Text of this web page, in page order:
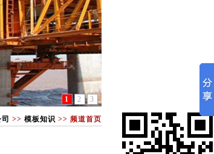
1 2 3
>> 模板知识 >> 频道首页